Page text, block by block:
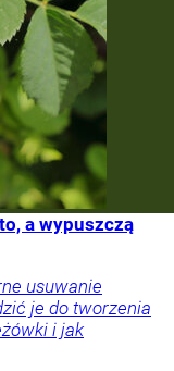
a wypuszczą
usuwanie
je do tworzenia
i jak